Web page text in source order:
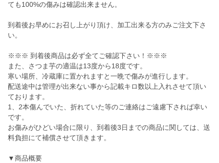
ても100%の傷みは確認出来ません。
到着後お早めにお召し上がり頂け、加工出来る方のみご注文下さ
い。
※※※ 到着後商品は必ず全てご確認下さい！※※※
また、さつま芋の適温は13度から18度です。
寒い場所、冷蔵庫に置かれますと一晩で傷みが進行します。
配送途中は管理が出来ない事から記載キロ数以上入れさせて頂い
ております。
1、2本傷んでいた、折れていた等のご連絡はご遠慮下されば幸い
です。
お傷みがひどい場合に限り、到着後3日までの商品に関しては、送
料負担にて補償させて頂きます。
▼商品概要